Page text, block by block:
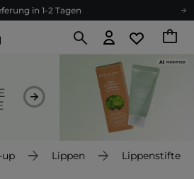
in 1-2 Tagen
und sammle noch mehr Punkte
Deutschland und Österreich
Treueprogramm
und sammle noch mehr Punkte
up Lippen Lippenstifte